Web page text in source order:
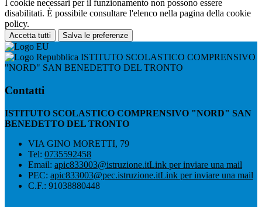
I cookie necessari per il funzionamento non possono essere
disabilitati. È possibile consultare l'elenco nella pagina della cookie
policy.
Accetta tutti Salva le preferenze
ISTITUTO SCOLASTICO COMPRENSIVO
"NORD" SAN BENEDETTO DEL TRONTO
Contatti
ISTITUTO SCOLASTICO COMPRENSIVO "NORD" SAN
BENEDETTO DEL TRONTO
VIA GINO MORETTI, 79
Tel: 0735592458
Email: apic833003@istruzione.itLink per inviare una mail
PEC: apic833003@pec.istruzione.itLink per inviare una mail
C.F.: 91038880448